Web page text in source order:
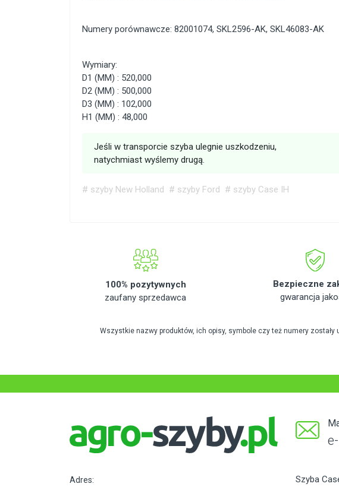
Numery porównawcze: 82001074, SKL2596-AK, SKL46083-AK
Wymiary:
D1 (MM) : 520,000
D2 (MM) : 500,000
D3 (MM) : 102,000
H1 (MM) : 48,000
Jeśli w transporcie szyba ulegnie uszkodzeniu,
natychmiast wyślemy drugą.
# szyby New Holland # szyby Ford # szyby Case IH
100% pozytywnych
zaufany sprzedawca
Bezpieczne
gwarancja
Wszystkie nazwy produktów, ich opisy, symbole czy też numery
Adres: Szyba